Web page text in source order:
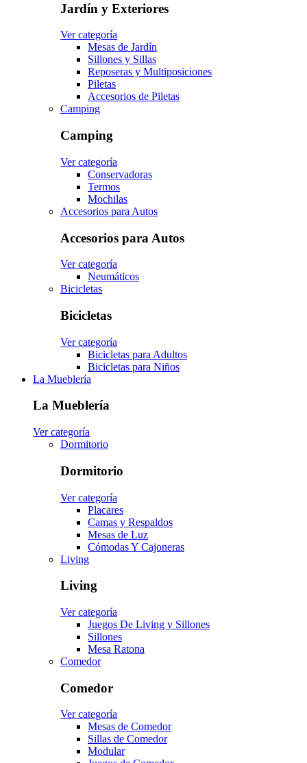
Jardín y Exteriores
Ver categoría
Mesas de Jardín
Sillones y Sillas
Reposeras y Multiposiciones
Piletas
Accesorios de Piletas
Camping
Camping
Ver categoría
Conservadoras
Termos
Mochilas
Accesorios para Autos
Accesorios para Autos
Ver categoría
Neumáticos
Bicicletas
Bicicletas
Ver categoría
Bicicletas para Adultos
Bicicletas para Niños
La Mueblería
La Mueblería
Ver categoría
Dormitorio
Dormitorio
Ver categoría
Placares
Camas y Respaldos
Mesas de Luz
Cómodas Y Cajoneras
Living
Living
Ver categoría
Juegos De Living y Sillones
Sillones
Mesa Ratona
Comedor
Comedor
Ver categoría
Mesas de Comedor
Sillas de Comedor
Modular